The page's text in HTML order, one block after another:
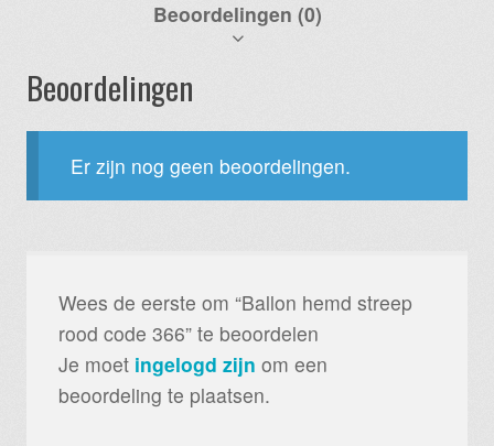
Beoordelingen (0)
Beoordelingen
Er zijn nog geen beoordelingen.
Wees de eerste om “Ballon hemd streep
rood code 366” te beoordelen
Je moet ingelogd zijn om een
beoordeling te plaatsen.